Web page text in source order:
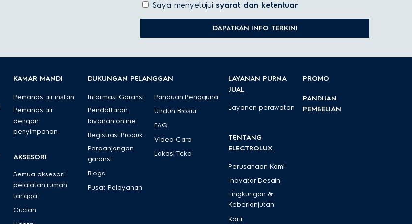
Saya menyetujui syarat dan ketentuan
DAPATKAN INFO TERKINI
KAMAR MANDI
Pemanas air instan
Pemanas air
dengan
penyimpanan
AKSESORI
Semua aksesori
peralatan rumah
tangga
Cucian
DUKUNGAN PELANGGAN
Informasi Garansi
Pendaftaran
layanan online
Registrasi Produk
Perpanjangan
garansi
Blogs
Pusat Pelayanan
Panduan Pengguna
Unduh Brosur
FAQ
Video Cara
Lokasi Toko
LAYANAN PURNA
JUAL
Layanan perawatan
TENTANG
ELECTROLUX
Perusahaan Kami
Inovator Desain
Lingkungan &
Keberlanjutan
Karir
PROMO
PANDUAN
PEMBELIAN